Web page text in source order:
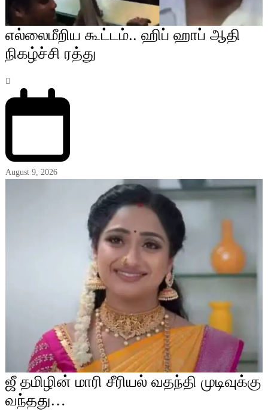
எல்லைமீறிய கூட்டம்.. ஹிப் ஹாப் ஆதி
நிகழ்ச்சி ரத்து
August 9, 2026
ஜீ தமிழின் மாரி சீரியல் வதந்தி முடிவுக்கு
வந்தது…